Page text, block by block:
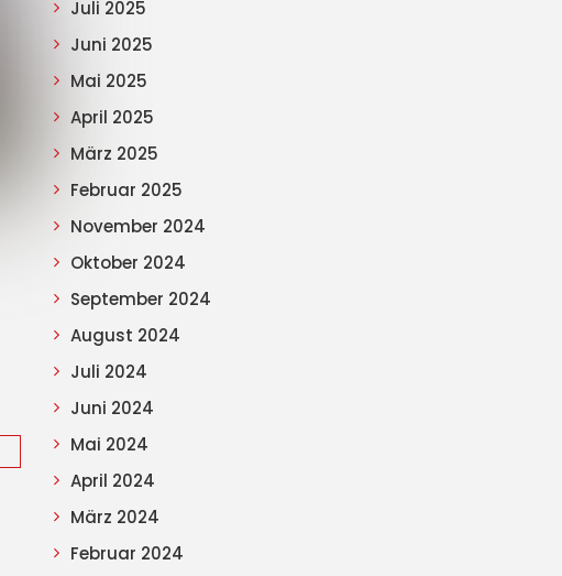
Juli 2025
Juni 2025
Mai 2025
April 2025
März 2025
Februar 2025
November 2024
Oktober 2024
September 2024
August 2024
Juli 2024
Juni 2024
Mai 2024
April 2024
März 2024
Februar 2024